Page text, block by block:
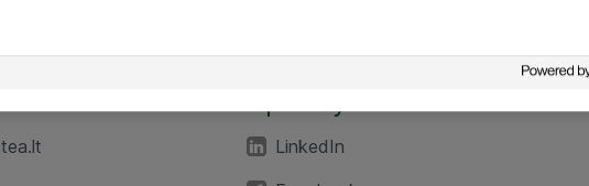
LinkedIn